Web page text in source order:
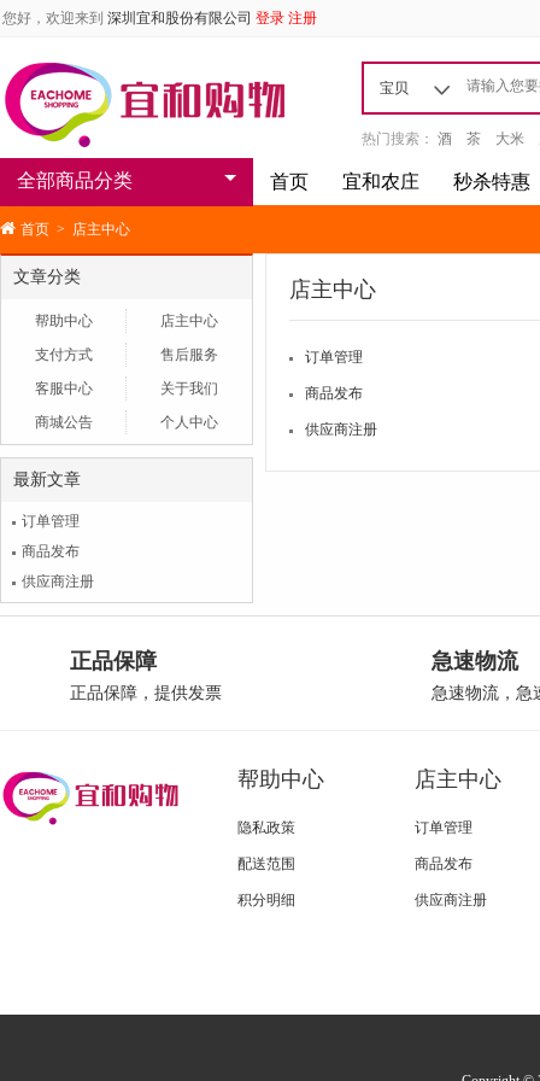
您好，欢迎来到 深圳宜和股份有限公司 登录 注册
宝贝
热门搜索： 酒 茶 大米
全部商品分类 首页 宜和农庄 秒杀特惠
首页 > 店主中心
文章分类
帮助中心
店主中心
支付方式
售后服务
客服中心
关于我们
商城公告
个人中心
最新文章
订单管理
商品发布
供应商注册
店主中心
订单管理
商品发布
供应商注册
正品保障
正品保障，提供发票
急速物流
急速物流，急
帮助中心
隐私政策
配送范围
积分明细
店主中心
订单管理
商品发布
供应商注册